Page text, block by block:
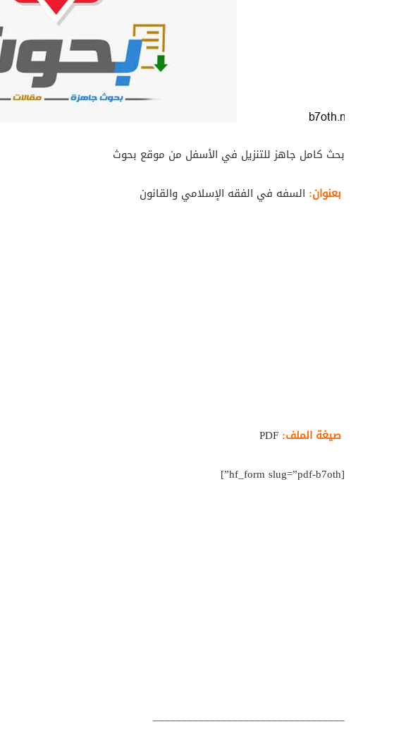
بحث كامل جاهز للتنزيل في الأسفل من موقع بحوث
بعنوان: السفه في الفقه الإسلامي والقانون
صيغة الملف:
[hf_form slug=”pdf-b7oth”]
__________________________________